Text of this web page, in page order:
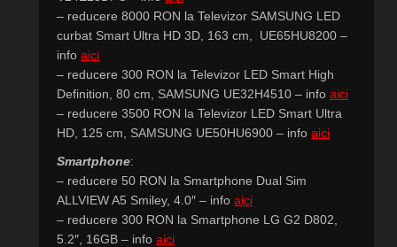
– reducere 8000 RON la Televizor SAMSUNG LED
curbat Smart Ultra HD 3D, 163 cm, UE65HU8200 –
info aici
– reducere 300 RON la Televizor LED Smart High
Definition, 80 cm, SAMSUNG UE32H4510 – info aici
– reducere 3500 RON la Televizor LED Smart Ultra
HD, 125 cm, SAMSUNG UE50HU6900 – info aici
Smartphone:
– reducere 50 RON la Smartphone Dual Sim
ALLVIEW A5 Smiley, 4.0″ – info aici
– reducere 300 RON la Smartphone LG G2 D802,
5.2″, 16GB – info aici